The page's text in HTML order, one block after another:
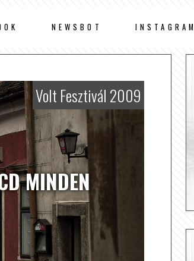
NEWSBOT INSTAGRAM
MINDEN
Volt Fesztivál 2009